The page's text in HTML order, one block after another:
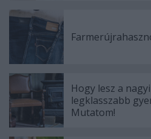
Hogy lesz a
legklasszabb
Mutatom!